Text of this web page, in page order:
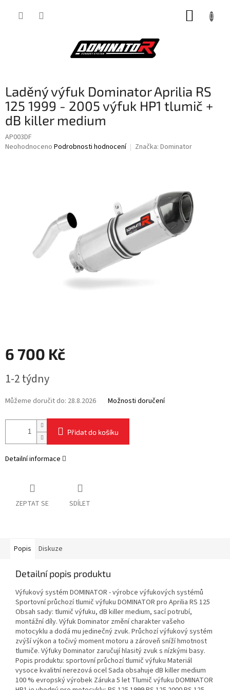
Laděný výfuk Dominator Aprilia RS
125 1999 - 2005 výfuk HP1 tlumič +
dB killer medium
AP003DF
Průměrné
Neohodnoceno Podrobnosti hodnocení Značka: Dominator
6 700 Kč
cena:
1-2 týdny
Můžeme doručit do: 28.8.2026 Možnosti doručení
Přidat do košíku
Detailní informace
ZEPTAT SE SDÍLET
Popis Diskuze
Detailní popis produktu
Výfukový systém DOMINATOR - výrobce výfukových systémů
Sportovní průchozí tlumič výfuku DOMINATOR pro Aprilia RS 125
Obsah sady: tlumič výfuku, dB killer medium, sací potrubí,
montážní díly. Výfuk Dominator změní charakter vašeho
motocyklu a dodá mu jedinečný zvuk. Průchozí výfukový systém
zvýší výkon a točivý moment motoru a zároveň sníží hmotnost
tlumiče. Výfuky Dominator zaručují hlasitý zvuk s nízkými basy.
Popis produktu: sportovní průchozí tlumič výfuku Materiál
vysoce kvalitní nerezová ocel Sada obsahuje dB killer medium
100 % evropský výrobek Záruka 5 let Tlumič výfuku DOMINATOR